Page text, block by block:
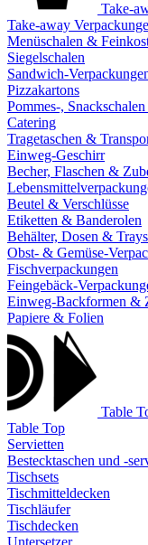
Take-
Take-away
Menüschalen &
Siegelschalen
Sandwich-
Pizzakartons
Pommes-,
Catering
Tragetaschen &
Einweg-Geschirr
Becher, Flaschen &
Beutel & Verschlüsse
Etiketten & Banderolen
Behälter, Dosen & Trays
Obst- & Gemüse-
Fischverpackungen
Feingebäck-
Einweg-Backformen &
Papiere & Folien
Table
Table Top
Servietten
Bestecktaschen und -
Tischsets
Tischmitteldecken
Tischläufer
Tischdecken